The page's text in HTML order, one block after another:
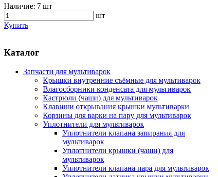
Наличие: 7 шт
шт
Купить
Каталог
Запчасти для мультиварок
Крышки внутренние съёмные для мультиварок
Влагосборники конденсата для мультиварок
Кастрюли (чаши) для мультиварок
Клавиши открывания крышки мультиварки
Корзины для варки на пару для мультиварок
Уплотнители для мультиварок
Уплотнители клапана запирания для
мультиварок
Уплотнители крышки (чаши) для
мультиварок
Уплотнители клапана пара для мультиварок